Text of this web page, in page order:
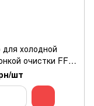
холодной
очистки FF06
шт